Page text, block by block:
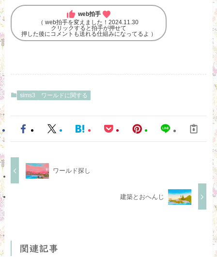
thumb_up web拍手 favorite
（ web拍手を変えました！2024.11.30
クリックすると拍手が押せて
押した後にコメントも送れる仕組みになってるよ ）
sims3 ワールドに関する
ワールド探し
建築とおへんじ
関連記事